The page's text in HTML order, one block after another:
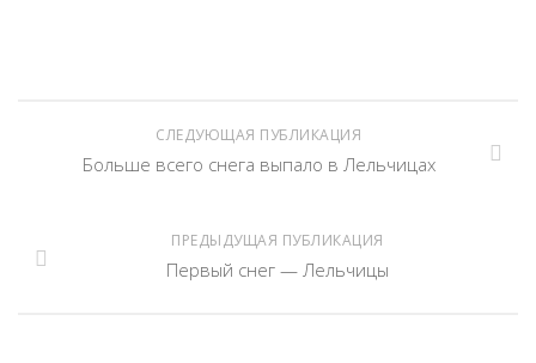
СЛЕДУЮЩАЯ ПУБЛИКАЦИЯ
Больше всего снега выпало в Лельчицах
ПРЕДЫДУЩАЯ ПУБЛИКАЦИЯ
Первый снег — Лельчицы